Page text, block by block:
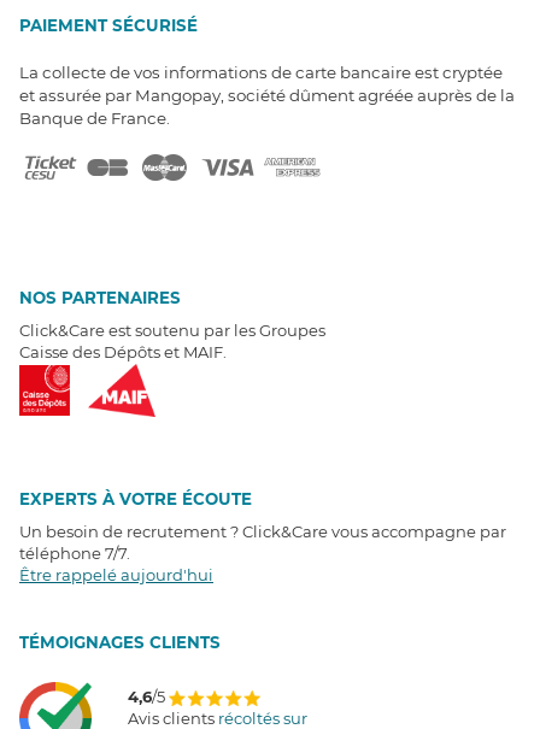
PAIEMENT SÉCURISÉ
La collecte de vos informations de carte bancaire est cryptée
et assurée par Mangopay, société dûment agréée auprès de la
Banque de France.
NOS PARTENAIRES
Click&Care est soutenu par les Groupes
Caisse des Dépôts et MAIF.
EXPERTS À VOTRE ÉCOUTE
Un besoin de recrutement ? Click&Care vous accompagne par
téléphone 7/7
Être rappelé aujourd'hui
TÉMOIGNAGES CLIENTS
4,6/5
Avis clients récoltés sur